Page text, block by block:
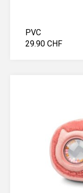
PVC
29.90 CHF